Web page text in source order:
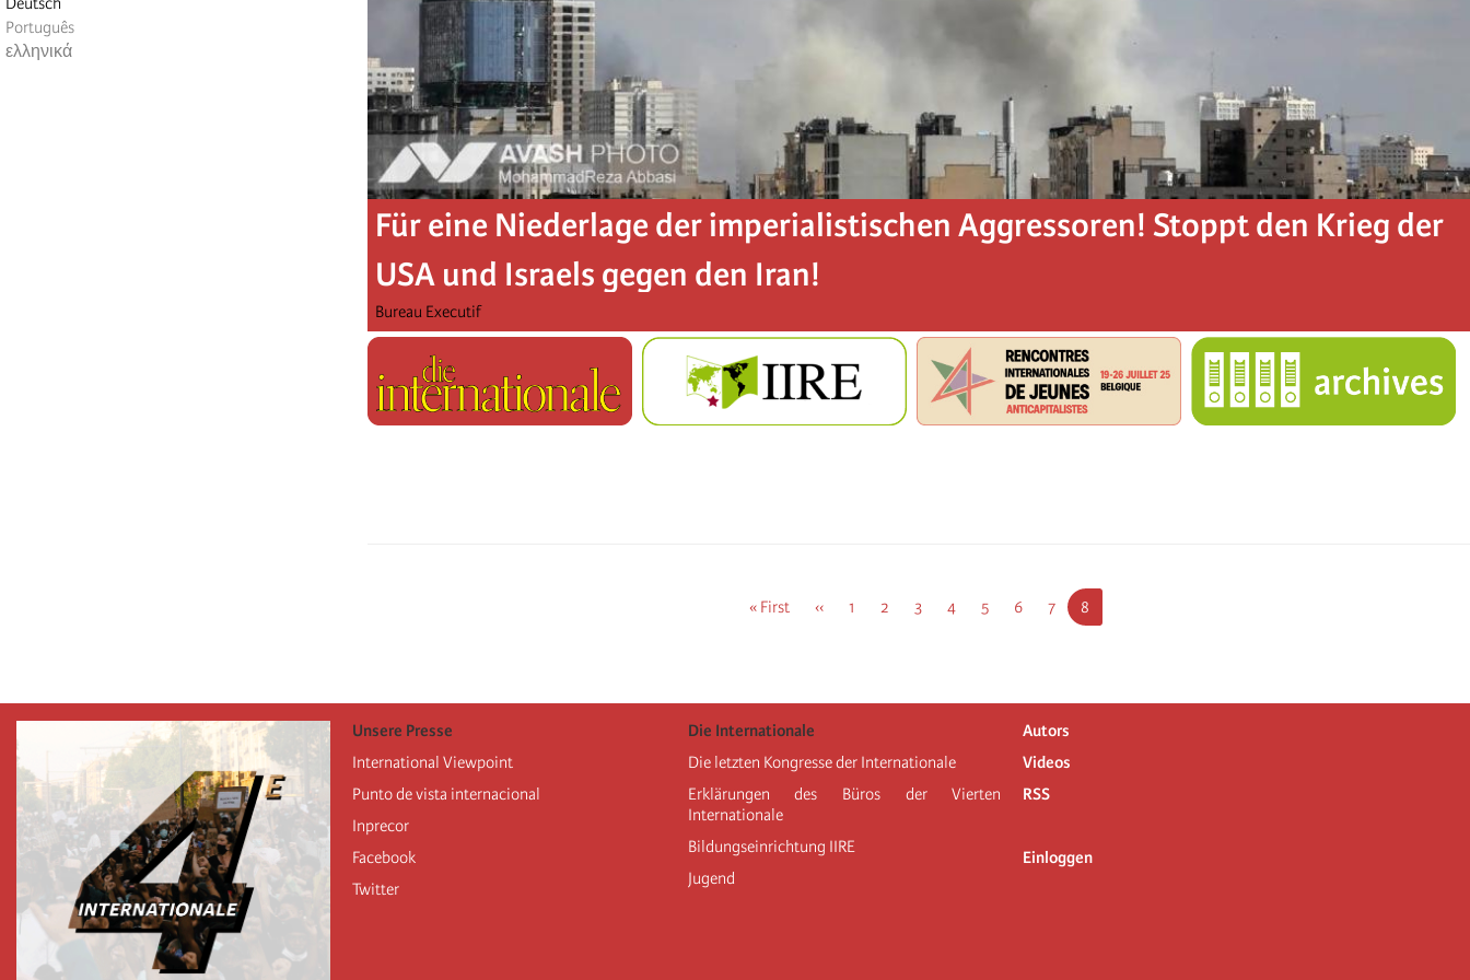
Português
ελληνικά
Für eine Niederlage der imperialistischen Aggressoren! Stoppt den Krieg der
USA und Israels gegen den Iran!
Bureau Executif
First
« First
Previous
‹‹ Seite
1 Seite
2 Seite
3 Seite
4 Seite
5 Seite
6 Seite
7
Current
page
8
Unsere Presse
International Viewpoint
Punto de vista internacional
Inprecor
Facebook
Twitter
Die Internationale
Die letzten Kongresse der Internationale
Erklärungen des Büros der Vierten
Internationale
Bildungseinrichtung IIRE
Jugend
Autors
Videos
RSS
Einloggen